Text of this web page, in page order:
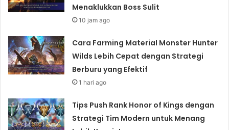
Menaklukkan Boss Sulit
10 jam ago
Cara Farming Material Monster Hunter
Wilds Lebih Cepat dengan Strategi
Berburu yang Efektif
1 hari ago
Tips Push Rank Honor of Kings dengan
Strategi Tim Modern untuk Menang